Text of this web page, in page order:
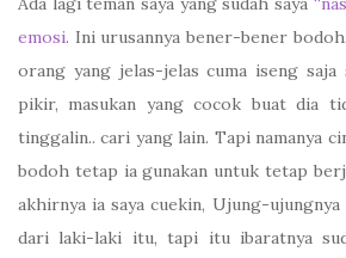
emosi. Ini urusannya bener-bener
orang yang jelas-jelas cuma iseng saja
pikir, masukan yang cocok buat dia
tinggalin.. cari yang lain. Tapi namanya
bodoh tetap ia gunakan untuk tetap
akhirnya ia saya cuekin, Ujung-ujungnya
dari laki-laki itu, tapi itu ibaratnya